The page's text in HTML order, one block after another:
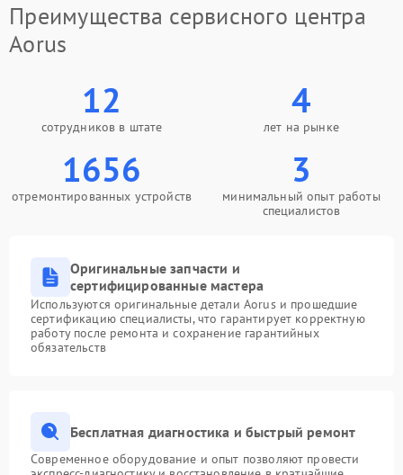
Преимущества сервисного центра
Aorus
12
сотрудников в штате
4
лет на рынке
1656
отремонтированных устройств
3
минимальный опыт работы
специалистов
Оригинальные запчасти и
сертифицированные мастера
Используются оригинальные детали Aorus и прошедшие
сертификацию специалисты, что гарантирует корректную
работу после ремонта и сохранение гарантийных
обязательств
Бесплатная диагностика и быстрый ремонт
Современное оборудование и опыт позволяют провести